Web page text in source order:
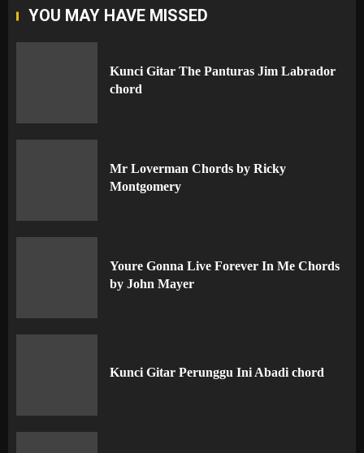
YOU MAY HAVE MISSED
Kunci Gitar The Panturas Jim Labrador
chord
Mr Loverman Chords by Ricky
Montgomery
Youre Gonna Live Forever In Me Chords
by John Mayer
Kunci Gitar Perunggu Ini Abadi chord